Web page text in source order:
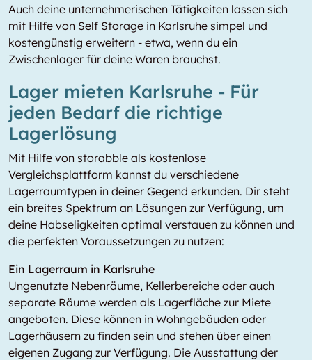
Auch deine unternehmerischen Tätigkeiten lassen sich
mit Hilfe von Self Storage in Karlsruhe simpel und
kostengünstig erweitern - etwa, wenn du ein
Zwischenlager für deine Waren brauchst.
Lager mieten Karlsruhe - Für
jeden Bedarf die richtige
Lagerlösung
Mit Hilfe von storabble als kostenlose
Vergleichsplattform kannst du verschiedene
Lagerraumtypen in deiner Gegend erkunden. Dir steht
ein breites Spektrum an Lösungen zur Verfügung, um
deine Habseligkeiten optimal verstauen zu können und
die perfekten Voraussetzungen zu nutzen:
Ein Lagerraum in Karlsruhe
Ungenutzte Nebenräume, Kellerbereiche oder auch
separate Räume werden als Lagerfläche zur Miete
angeboten. Diese können in Wohngebäuden oder
Lagerhäusern zu finden sein und stehen über einen
eigenen Zugang zur Verfügung. Die Ausstattung der